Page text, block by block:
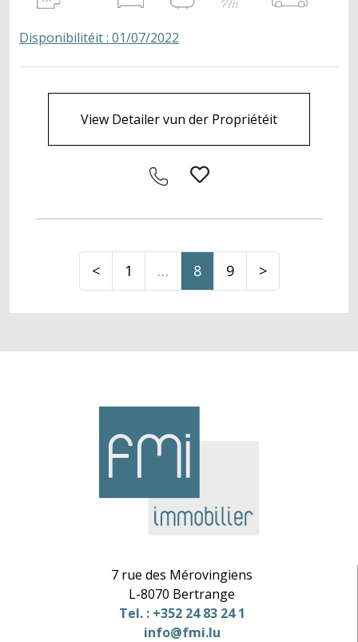
Disponibilitéit : 01/07/2022
View Detailer vun der Propriétéit
< 1 … 8 9 >
7 rue des Mérovingiens
L-8070 Bertrange
Tel. : +352 24 83 24 1
info@fmi.lu